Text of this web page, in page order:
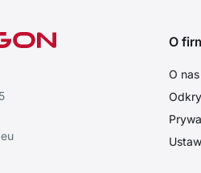
O
O nas